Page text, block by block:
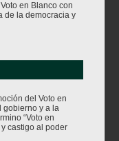
en Blanco con
de la democracia y
del Voto en
gobierno y a la
“Voto en
castigo al poder